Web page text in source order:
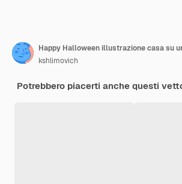
Happy Halloween illustrazione casa su
kshlimovich
Potrebbero piacerti anche questi